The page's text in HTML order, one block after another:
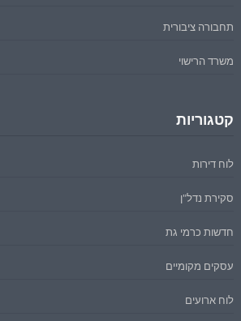
תחבורה ציבורית
משרד הרישוי
קטגוריות
לוח דירות
סקירת נדל"ן
חדשות כרמי גת
עסקים מקומיים
לוח ארועים